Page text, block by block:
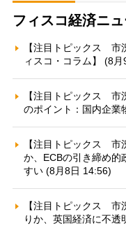
フィスコ経済ニ
【注目トピックス 市
ィスコ・コラム】 (8
【注目トピックス 市
のポイント：国内企業
【注目トピックス 市
か、ECBの引き締め的
すい (8月8日 14:56)
【注目トピックス 市
りか、英国経済に不